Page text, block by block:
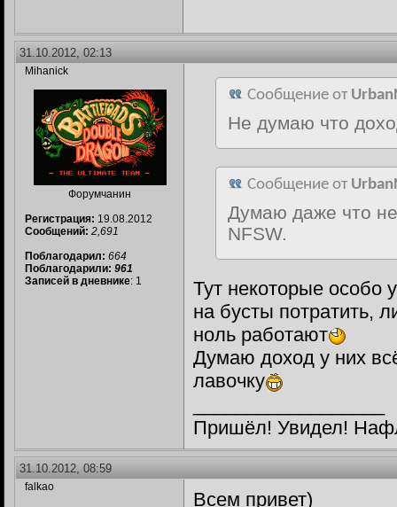
31.10.2012, 02:13
Mihanick
Форумчанин
Регистрация: 19.08.2012
Сообщений: 2,691
Поблагодарил: 664
Поблагодарили: 961
Записей в дневнике: 1
Сообщение от
Не думаю что
Сообщение от
Думаю даже что
NFSW.
Тут некоторые особо
на бусты потратить,
ноль работают
Думаю доход у них
лавочку
Пришёл! Увидел!
31.10.2012, 08:59
falkao
Всем привет)